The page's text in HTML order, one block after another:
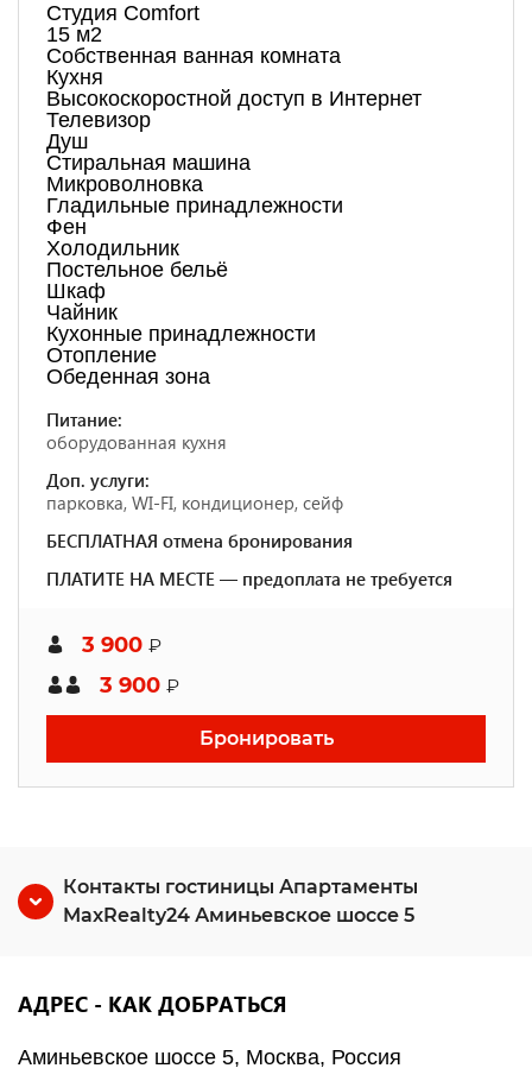
Студия Comfort
15 м2
Собственная ванная комната
Кухня
Высокоскоростной доступ в Интернет
Телевизор
Душ
Стиральная машина
Микроволновка
Гладильные принадлежности
Фен
Холодильник
Постельное бельё
Шкаф
Чайник
Кухонные принадлежности
Отопление
Обеденная зона
Питание:
оборудованная кухня
Доп. услуги:
парковка, WI-FI, кондиционер, сейф
БЕСПЛАТНАЯ отмена бронирования
ПЛАТИТЕ НА МЕСТЕ — предоплата не требуется
3 900 ₽
3 900 ₽
Бронировать
Контакты гостиницы Апартаменты
MaxRealty24 Аминьевское шоссе 5
АДРЕС - КАК ДОБРАТЬСЯ
Аминьевское шоссе 5, Москва, Россия